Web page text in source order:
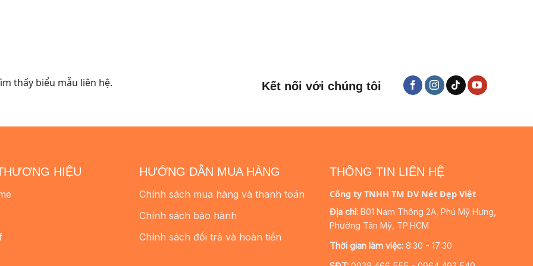
thấy biểu mẫu liên hệ. Kết nối với chúng tôi
HIỆU HƯỚNG DẪN MUA HÀNG
Chính sách mua hàng và thanh toán
Chính sách bảo hành
Chính sách đổi trả và hoàn tiền
THÔNG TIN LIÊN HỆ
Công ty TNHH TM DV Nét Đẹp Việt
Địa chỉ:B01 Nam Thông 2A, Phú Mỹ Hưng,
Phường Tân Mỹ, TP.HCM
Thời gian làm việc: 8:30 - 17:30